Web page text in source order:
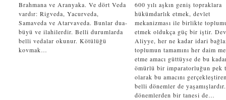
Brahmana ve Aranyaka. Ve dört Veda
vardır: Rigveda, Yacurveda,
Samaveda ve Atarvaveda. Bunlar dua-
büyü ve ilahilerdir. Belli durumlarda
belli vedalar okunur. Kötülüğü
kovmak…
600 yılı aşkın geniş topraklara
hükümdarlık etmek, devlet
mekanizması ile birlikte
etmek oldukça güç bir iştir.
Aliyye, her ne kadar idari
toplumun tamamını her daim
etme amacı güttüyse de bu
ömürlü bir imparatorluğun pek
olarak bu amacını
belli dönemler de
dönemlerden bir tanesi de…